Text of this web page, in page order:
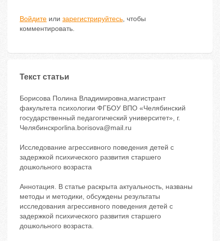
Войдите или зарегистрируйтесь, чтобы
комментировать.
Текст статьи
Борисова Полина Владимировна,магистрант
факультета психологии ФГБОУ ВПО «Челябинский
государственный педагогический университет», г.
Челябинскporlina.borisova@mail.ru
Исследование агрессивного поведения детей с
задержкой психического развития старшего
дошкольного возраста
Аннотация. В статье раскрыта актуальность, названы
методы и методики, обсуждены результаты
исследования агрессивного поведения детей с
задержкой психического развития старшего
дошкольного возраста.